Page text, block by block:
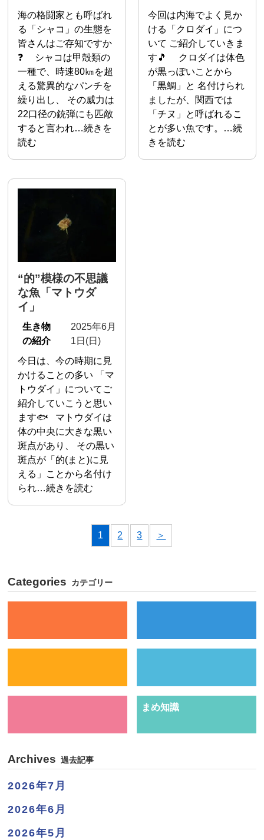
海の格闘家とも呼ばれ
る「シャコ」の生態を
皆さんはご存知ですか
❓ シャコは甲殻類の
一種で、時速80㎞を超
える驚異的なパンチを
繰り出し、 その威力は
22口径の銃弾にも匹敵
すると言われ…続きを
読む
今回は内海でよく見か
ける「クロダイ」につ
いて ご紹介していきま
す🎵 クロダイは体色
が黒っぽいことから
「黒鯛」と 名付けられ
ましたが、関西では
「チヌ」と呼ばれるこ
とが多い魚です。…続
きを読む
“的”模様の不思議
な魚「マトウダ
イ」
生き物
の紹介
2025年6月
1日(日)
今日は、今の時期に見
かけることの多い 「マ
トウダイ」についてご
紹介していこうと思い
ます🐟 マトウダイは
体の中央に大きな黒い
斑点があり、 その黒い
斑点が「的(まと)に見
える」ことから名付け
られ…続きを読む
1 2 3 ＞
Categories カテゴリー
まめ知識
Archives 過去記事
2026年7月
2026年6月
2026年5月